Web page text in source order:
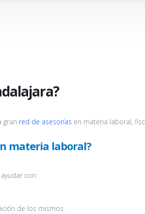
gran red de asesorías en materia laboral,
materia laboral?
con:
de los mismos.